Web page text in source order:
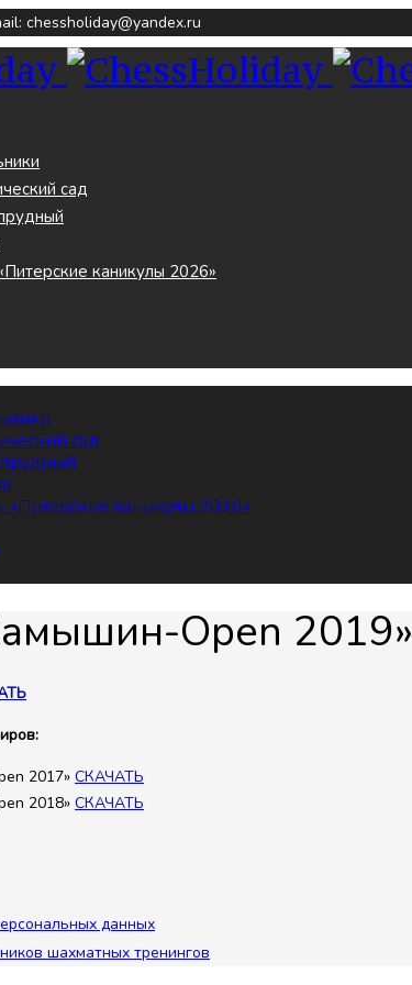
chessholiday@yandex.ru
сад
каникулы 2026»
сад
каникулы 2026»
Open 2019»
2017» СКАЧАТЬ
2018» СКАЧАТЬ
данных
шахматных тренингов